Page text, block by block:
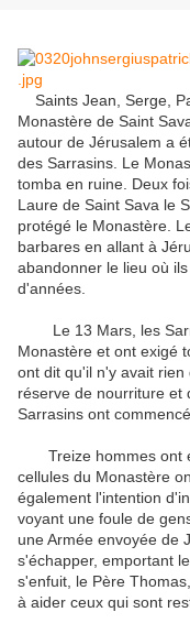
Saints Jean Serge,
Monastère de Saint
autour de Jérusalem a
des Sarrasins Le
tomba en ruine Deux
Laure de Saint Sava le
protégé le Monastère
barbares en allant à
abandonner le lieu où
d'années
Le 13 Mars les
Monastère et ont exigé
ont dit qu'il n'y avait rien
réserve de nourriture et
Sarrasins ont
Treize hommes ont
cellules du Monastère
également l'intention
voyant une foule de
uneArmée envoyée de
s'échapper, emportant
s'enfuit , le Père Thomas
à aider ceux qui sont